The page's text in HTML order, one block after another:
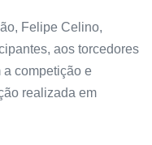
Felipe Celino,
aos torcedores
a competição e
realizada em